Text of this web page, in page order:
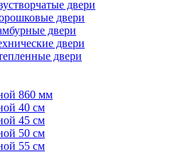
двери
двери
двери
двери
двери
860 мм
40 см
45 см
50 см
55 см